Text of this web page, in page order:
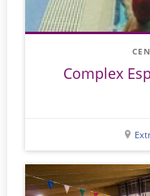
Complex